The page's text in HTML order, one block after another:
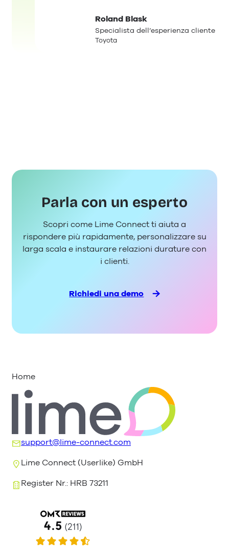
Tanja Schmidt
Rappresentante del servizio clienti
Parla con un esperto
Scopri come Lime Connect ti aiuta a
rispondere più rapidamente, personalizzare su
larga scala e instaurare relazioni durature con
i clienti.
Richiedi una demo
Home
support@lime-connect.com
Lime Connect (Userlike) GmbH
Register Nr.: HRB 73211